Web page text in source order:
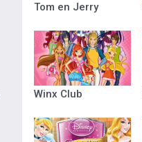
Tom en Jerry
Winx Club